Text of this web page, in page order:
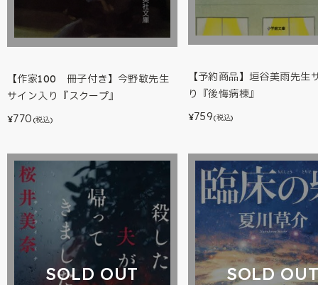
【作家100 冊子付き】今野敏先生
サイン入り『スクープ』
¥770 (税込)
【予約商品】垣谷美雨先生
り『後悔病棟』
¥759(税込)
SOLD OUT SOLD